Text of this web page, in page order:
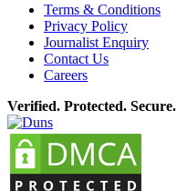
Terms & Conditions
Privacy Policy
Journalist Enquiry
Contact Us
Careers
Verified. Protected. Secure.